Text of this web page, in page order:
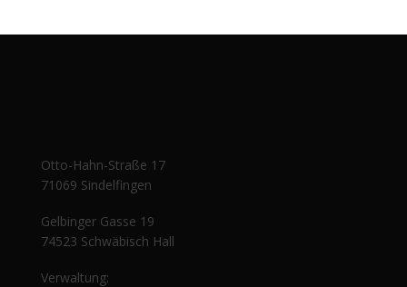
Otto-Hahn-Straße 17
71069 Sindelfingen
Gelbinger Gasse 19
74523 Schwäbisch Hall
Verwaltung: